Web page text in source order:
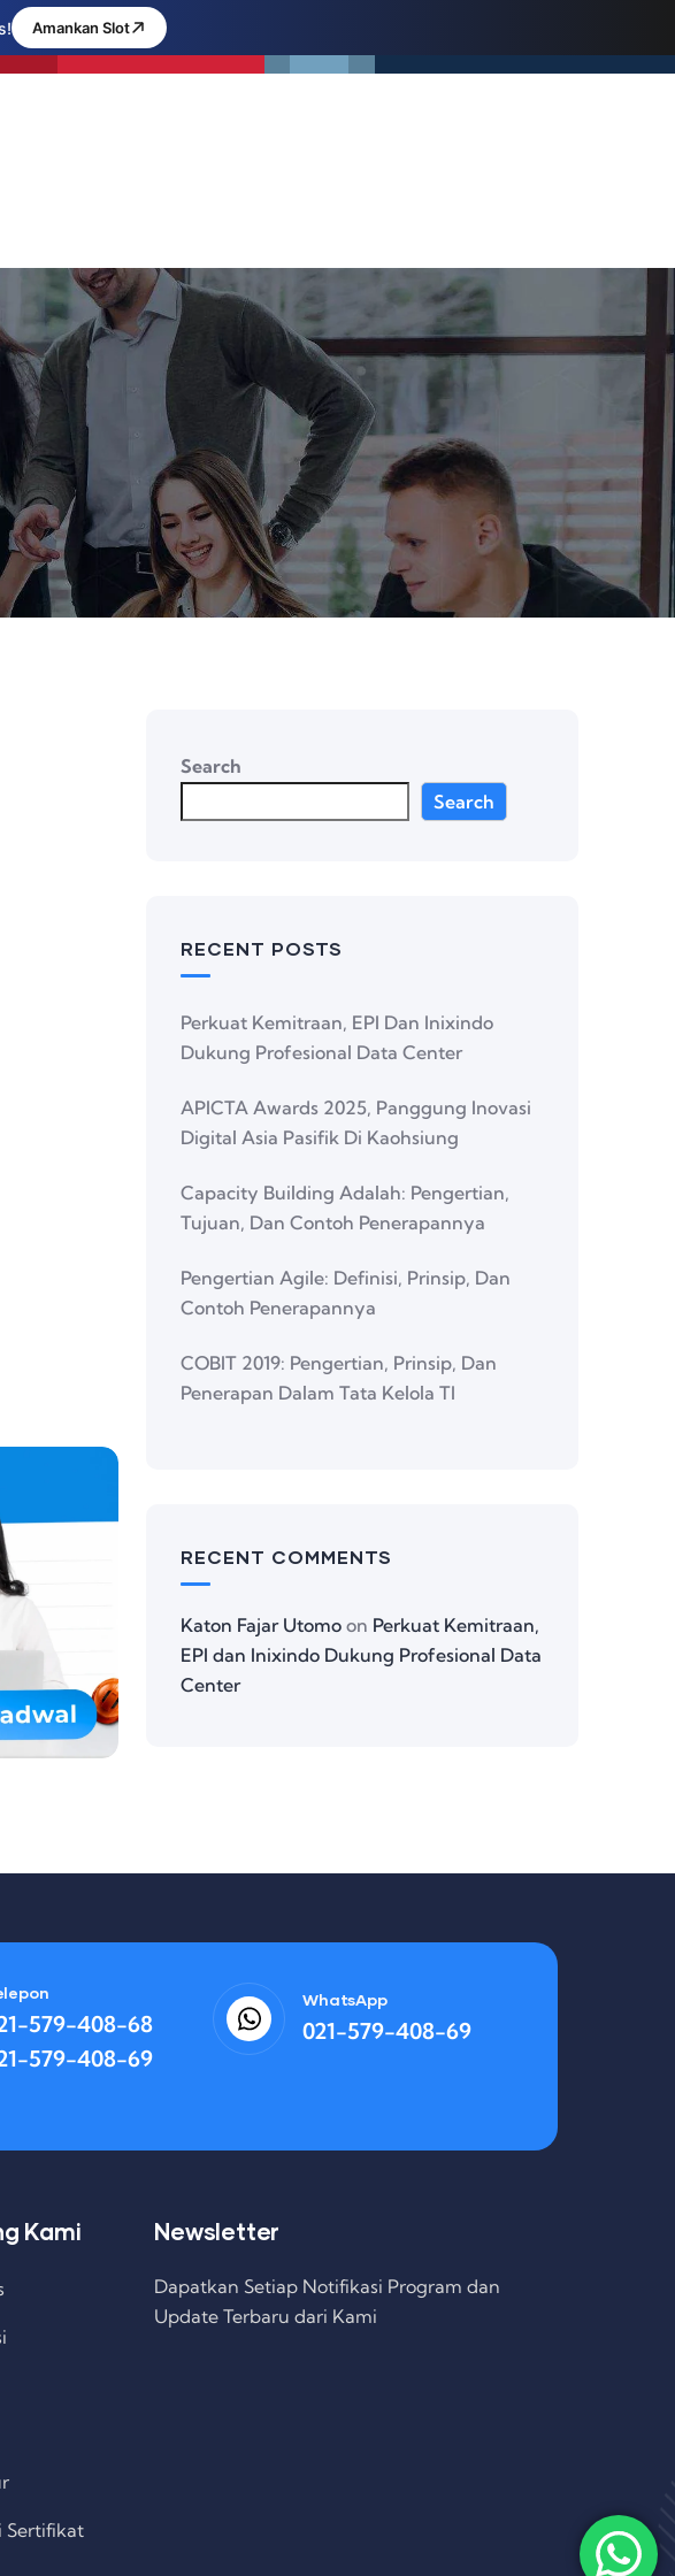
Amankan Slot
Search
Search
RECENT POSTS
Perkuat Kemitraan, EPI Dan Inixindo
Dukung Profesional Data Center
APICTA Awards 2025, Panggung Inovasi
Digital Asia Pasifik Di Kaohsiung
Capacity Building Adalah: Pengertian,
Tujuan, Dan Contoh Penerapannya
Pengertian Agile: Definisi, Prinsip, Dan
Contoh Penerapannya
COBIT 2019: Pengertian, Prinsip, Dan
Penerapan Dalam Tata Kelola TI
RECENT COMMENTS
Katon Fajar Utomo on Perkuat Kemitraan,
EPI dan Inixindo Dukung Profesional Data
Center
579-408-68
579-408-69
WhatsApp
021-579-408-69
Kami
Sertifikat
Newsletter
Dapatkan Setiap Notifikasi Program dan
Update Terbaru dari Kami